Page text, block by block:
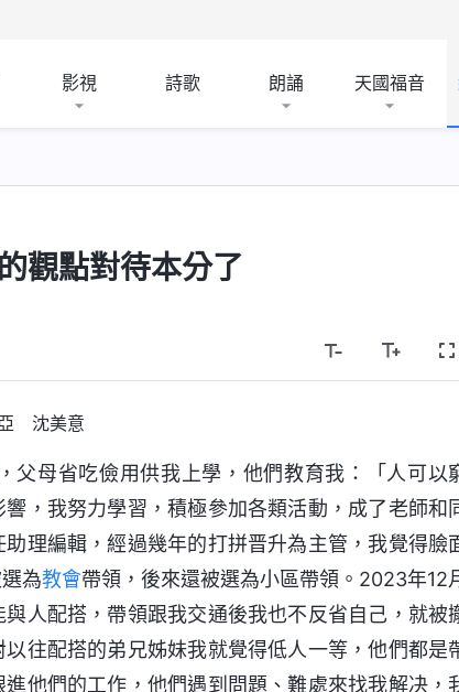
影視 詩歌 朗誦 天國福音
觀點對待本分了
沈美意
父母省吃儉用供我上學，他們教育我：「人可以
，我努力學習，積極參加各類活動，成了老師和
理編輯，經過幾年的打拼晋升為主管，我覺得臉
為教會帶領，後來還被選為小區帶領。2023年12
人配搭，帶領跟我交通後我也不反省自己，就被
往配搭的弟兄姊妹我就覺得低人一等，他們都是
他們的工作，他們遇到問題、難處來找我解决，